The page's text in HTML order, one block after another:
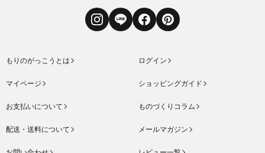
InstagramLINE FacebookPinterest
もりのがっこうとは ログイン
マイページ ショッピングガイド
お支払いについて ものづくりコラム
配送・送料について メールマガジン